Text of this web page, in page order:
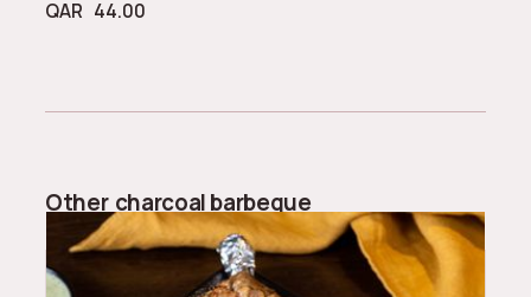
QAR 44.00
Other charcoal barbeque